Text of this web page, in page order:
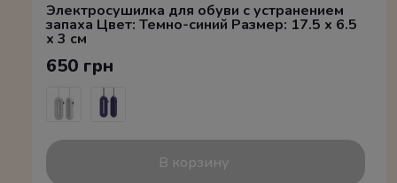
Электросушилка для обуви с устранением
запаха Цвет: Темно-синий Размер: 17.5 x 6.5
x 3 см
650 грн
В корзину